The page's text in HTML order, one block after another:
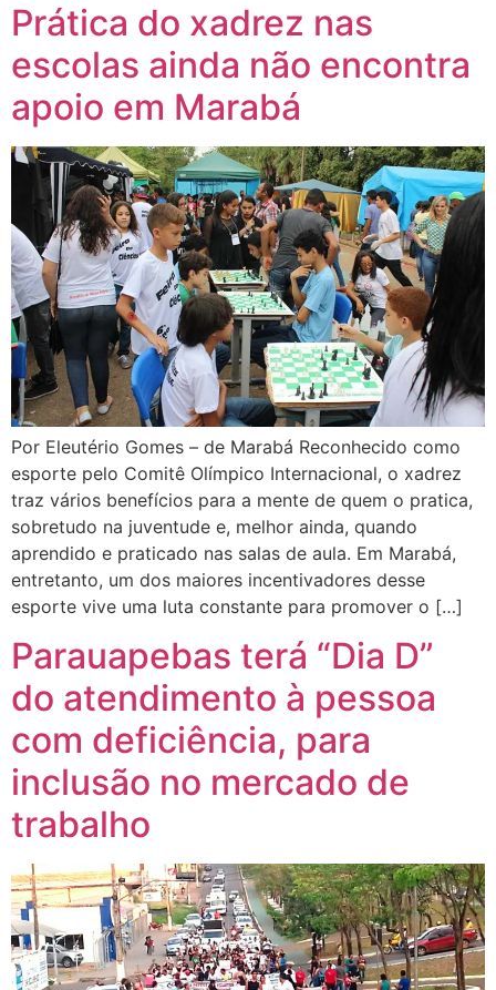
Prática do xadrez nas
escolas ainda não encontra
apoio em Marabá
Por Eleutério Gomes – de Marabá Reconhecido como
esporte pelo Comitê Olímpico Internacional, o xadrez
traz vários benefícios para a mente de quem o pratica,
sobretudo na juventude e, melhor ainda, quando
aprendido e praticado nas salas de aula. Em Marabá,
entretanto, um dos maiores incentivadores desse
esporte vive uma luta constante para promover o […]
Parauapebas terá “Dia D”
do atendimento à pessoa
com deficiência, para
inclusão no mercado de
trabalho